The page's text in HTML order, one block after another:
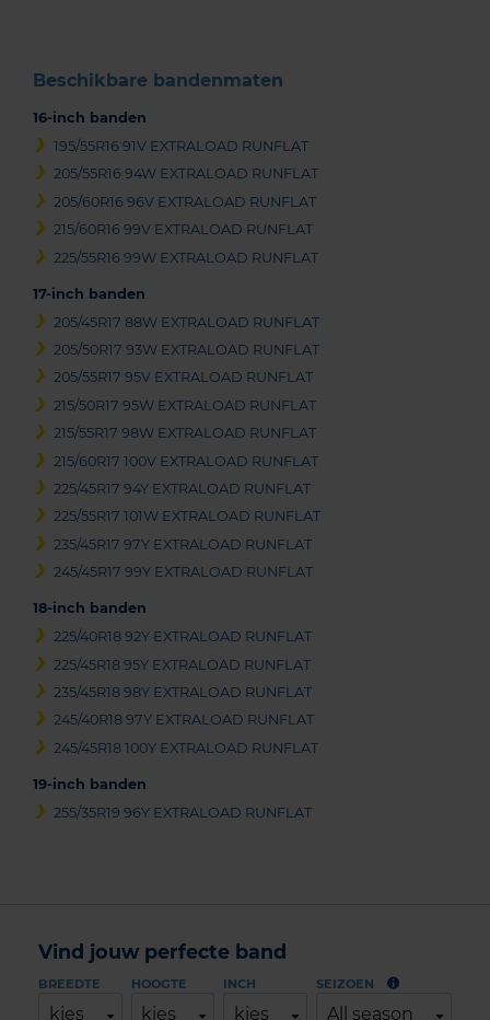
Beschikbare bandenmaten
16-inch banden
195/55R16 91V EXTRALOAD RUNFLAT
205/55R16 94W EXTRALOAD RUNFLAT
205/60R16 96V EXTRALOAD RUNFLAT
215/60R16 99V EXTRALOAD RUNFLAT
225/55R16 99W EXTRALOAD RUNFLAT
17-inch banden
205/45R17 88W EXTRALOAD RUNFLAT
205/50R17 93W EXTRALOAD RUNFLAT
205/55R17 95V EXTRALOAD RUNFLAT
215/50R17 95W EXTRALOAD RUNFLAT
215/55R17 98W EXTRALOAD RUNFLAT
215/60R17 100V EXTRALOAD RUNFLAT
225/45R17 94Y EXTRALOAD RUNFLAT
225/55R17 101W EXTRALOAD RUNFLAT
235/45R17 97Y EXTRALOAD RUNFLAT
245/45R17 99Y EXTRALOAD RUNFLAT
18-inch banden
225/40R18 92Y EXTRALOAD RUNFLAT
225/45R18 95Y EXTRALOAD RUNFLAT
235/45R18 98Y EXTRALOAD RUNFLAT
245/40R18 97Y EXTRALOAD RUNFLAT
245/45R18 100Y EXTRALOAD RUNFLAT
19-inch banden
255/35R19 96Y EXTRALOAD RUNFLAT
Vind jouw perfecte band
BREEDTE
kies
HOOGTE
kies
INCH
kies
SEIZOEN
All season